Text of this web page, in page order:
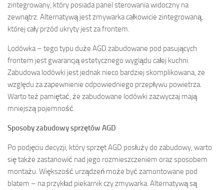
zintegrowany, który posiada panel sterowania widoczny na
zewnątrz. Alternatywą jest zmywarka całkowicie zintegrowaną,
której cały przód ukryty jest za frontem.
Lodówka – tego typu duże AGD zabudowane pod pasujących
frontem jest gwarancją estetycznego wyglądu całej kuchni.
Zabudowa lodówki jest jednak nieco bardziej skomplikowana, ze
względu za zapewnienie odpowiedniego przepływu powietrza.
Warto też pamiętać, że zabudowane lodówki zazwyczaj mają
mniejszą pojemność.
Sposoby zabudowy sprzętów AGD
Po podjęciu decyzji, który sprzęt AGD posłuży do zabudowy, warto
się także zastanowić nad jego rozmieszczeniem oraz sposobem
montażu. Większość urządzeń może być zamontowane pod
blatem – na przykład piekarnik czy zmywarka. Alternatywą są